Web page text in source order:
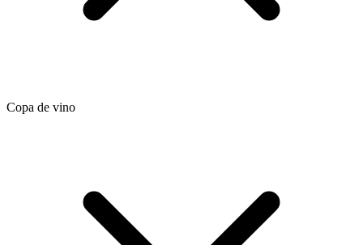
Copa de vino